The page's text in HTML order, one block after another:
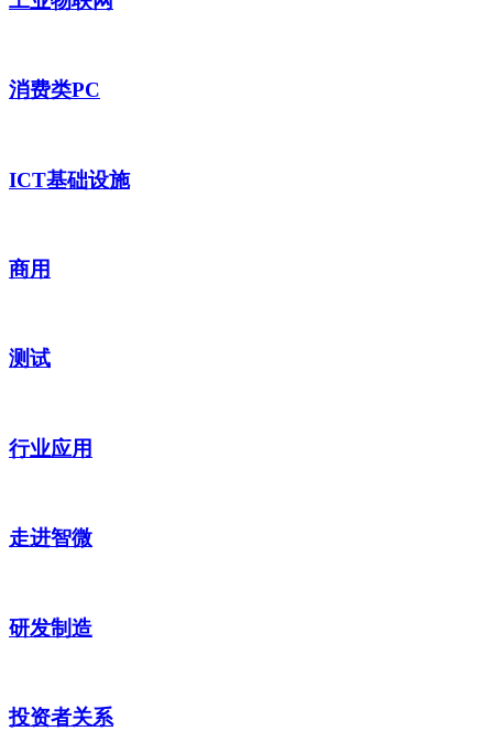
消费类PC
ICT基础设施
商用
测试
行业应用
走进智微
研发制造
投资者关系